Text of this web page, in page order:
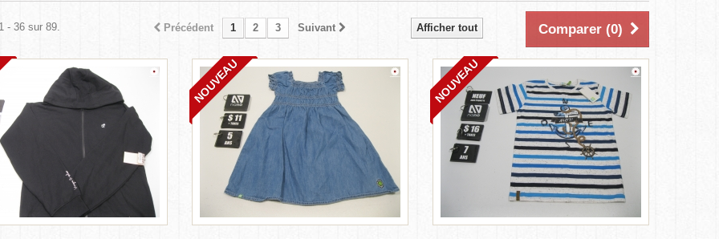
Comparer (0)
Afficher tout
Précédent 1 2 3 Suivant
- 36 sur 89.
NOUVEAU NOUVEAU